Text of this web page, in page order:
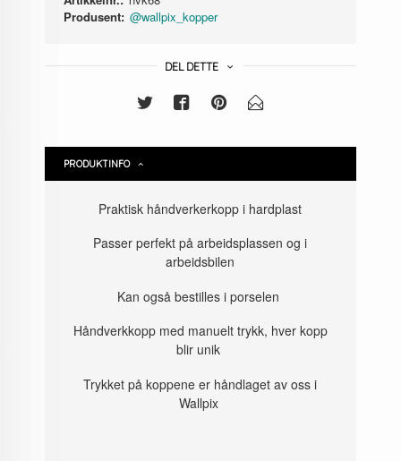
Produsent: @wallpix_kopper
DEL DETTE
PRODUKTINFO
Praktisk håndverkerkopp i hardplast
Passer perfekt på arbeidsplassen og i
arbeidsbilen
Kan også bestilles i porselen
Håndverkkopp med manuelt trykk, hver kopp
blir unik
Trykket på koppene er håndlaget av oss i
Wallpix